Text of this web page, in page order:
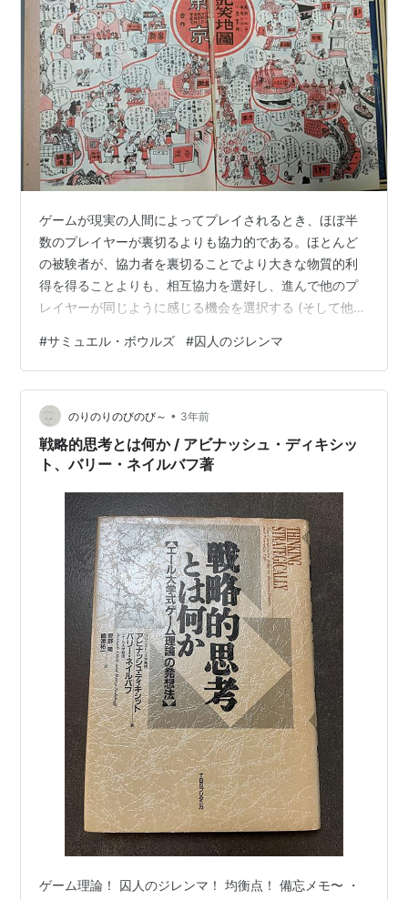
ゲームが現実の人間によってプレイされるとき、ほぼ半
数のプレイヤーが裏切るよりも協力的である。ほとんど
の被験者が、協力者を裏切ることでより大きな物質的利
得を得ることよりも、相互協力を選好し、進んで他のプ
レイヤーが同じように感じる機会を選択する (そして他の
プレイヤーが裏切るとき、それは往々にして、彼らが受
け取るより大きな利得によって誘惑されるからではな
い。他のプレイヤーが裏切るかもしれないということを
知っているからであり、自分自身の協力を他のプレイヤ
ーが悪用するという考えを嫌うからである。こうした点
は、囚人のジレンマゲームが、標準形の場合のよ…
#サミュエル・ボウルズ #囚人のジレンマ
のりのりのびのび～ • 3年前
戦略的思考とは何か / アビナッシュ・ディキシッ
ト、バリー・ネイルバフ著
ゲーム理論！ 囚人のジレンマ！ 均衡点！ 備忘メモ〜 ・